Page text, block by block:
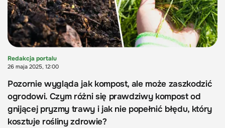
Redakcja portalu
26 maja 2025, 12:00
Pozornie wygląda jak kompost, ale może zaszkodzić
ogrodowi. Czym różni się prawdziwy kompost od
gnijącej pryzmy trawy i jak nie popełnić błędu, który
kosztuje rośliny zdrowie?